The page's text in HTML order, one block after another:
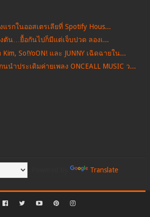
รกในออสเตรเลียที่ Spotify Hous...
ตัน…ยื้อกันไปก็มีแต่เจ็บปวด ลองเ...
So!YoON! และ JUNNY เฉิดฉายใน...
นำประเดิมค่ายเพลง ONCEALL MUSIC ว...
Translate